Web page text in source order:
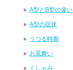
A型とB型の違い
A型の症状
うつる時期
お見舞い
くしゃみ